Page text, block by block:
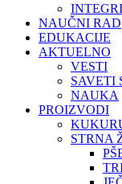
NAUČNI RAD
EDUKACIJE
AKTUELNO
VESTI
SAVETI
NAUKA
PROIZVODI
STRNA